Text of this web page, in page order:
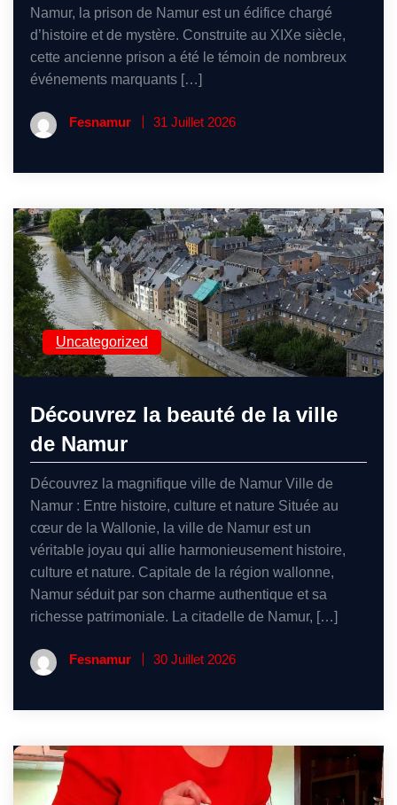
Namur, la prison de Namur est un édifice chargé
d’histoire et de mystère. Construite au XIXe siècle,
cette ancienne prison a été le témoin de nombreux
événements marquants […]
Fesnamur 31 Juillet 2026
Uncategorized
Découvrez la beauté de la ville
de Namur
Découvrez la magnifique ville de Namur Ville de
Namur : Entre histoire, culture et nature Située au
cœur de la Wallonie, la ville de Namur est un
véritable joyau qui allie harmonieusement histoire,
culture et nature. Capitale de la région wallonne,
Namur séduit par son charme authentique et sa
richesse patrimoniale. La citadelle de Namur, […]
Fesnamur 30 Juillet 2026